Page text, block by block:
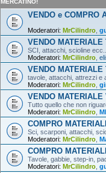
VENDO e COMPRO
Moderatori: MrCilindro
VENDO MATERIALE
SCI, attacchi, scioline ecc..
Moderatori: MrCilindro
VENDO MATERIALE
tavole, attacchi, attrezzi e
Moderatori: MrCilindro
VENDO MATERIALE
Tutto quello che non
Moderatori: MrCilindro
COMPRO
Sci, scarponi, attacchi,
Moderatori: MrCilindro
COMPRO
Tavole, gabbie, step-in,
Moderatori: MrCilindro